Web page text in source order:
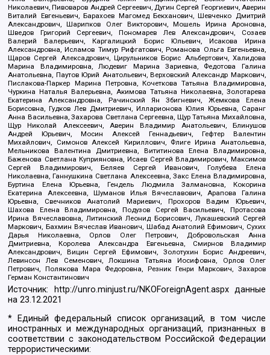
Николаевич, Пивоваров Андрей Сергеевич, Дугин Сергей Георгиевич, Аверин
Виталий Евгеньевич, Барахоев Магомед Бекханович, Шевченко Дмитрий
Александрович, Шарипков Олег Викторович, Мошель Ирина Ароновна,
Шведов Григорий Сергеевич, Пономарев Лев Александрович, Созаев
Валерий Валерьевич, Каргалицкий Борис Юльевич, Исакова Ирина
Александровна, Исламов Тимур Рифгатович, Романова Ольга Евгеньевна,
Щаров Сергей Алексадрович, Цирульников Борис Альбертович, Халидова
Марина Владимировна, Людевиг Марина Зариевна, Федотова Галина
Анатольевна, Паутов Юрий Анатольевич, Верховский Александр Маркович,
Пислакова-Паркер Марина Петровна, Кочеткова Татьяна Владимировна,
Чуркина Наталья Валерьевна, Акимова Татьяна Николаевна, Золотарева
Екатерина Александровна, Рачинский Ян Збигневич, Жемкова Елена
Борисовна, Гудков Лев Дмитриевич, Илларионова Юлия Юрьевна, Саранг
Анна Васильевна, Захарова Светлана Сергеевна, Щур Татьяна Михайловна,
Щур Николай Алексеевич, Аверин Владимир Анатольевич, Блинушов
Андрей Юрьевич, Мосин Алексей Геннадьевич, Гефтер Валентин
Михайлович, Симонов Алексей Кириллович, Флиге Ирина Анатольевна,
Мельникова Валентина Дмитриевна, Вититинова Елена Владимировна,
Баженова Светлана Куприяновна, Исаев Сергей Владимирович, Максимов
Сергей Владимирович, Беляев Сергей Иванович, Голубева Елена
Николаевна, Ганнушкина Светлана Алексеевна, Закс Елена Владимировна,
Буртина Елена Юрьевна, Гендель Людмила Залмановна, Кокорина
Екатерина Алексеевна, Шуманов Илья Вячеславович, Арапова Галина
Юрьевна, Свечников Анатолий Мариевич, Прохоров Вадим Юрьевич,
Шахова Елена Владимировна, Подузов Сергей Васильевич, Протасова
Ирина Вячеславовна, Литинский Леонид Борисович, Лукашевский Сергей
Маркович, Бахмин Вячеслав Иванович, Шабад Анатолий Ефимович, Сухих
Дарья Николаевна, Орлов Олег Петрович, Добровольская Анна
Дмитриевна, Королева Александра Евгеньевна, Смирнов Владимир
Александрович, Вицин Сергей Ефимович, Золотухин Борис Андреевич,
Левинсон Лев Семенович, Локшина Татьяна Иосифовна, Орлов Олег
Петрович, Полякова Мара Федоровна, Резник Генри Маркович, Захаров
Герман Константинович
Источник: http://unro.minjust.ru/NKOForeignAgent.aspxданные
на23.12.2021
* Единый федеральный список организаций, в том числе
иностранных и международных организаций, признанных в
соответствии с законодательством Российской Федерации
террористическими: